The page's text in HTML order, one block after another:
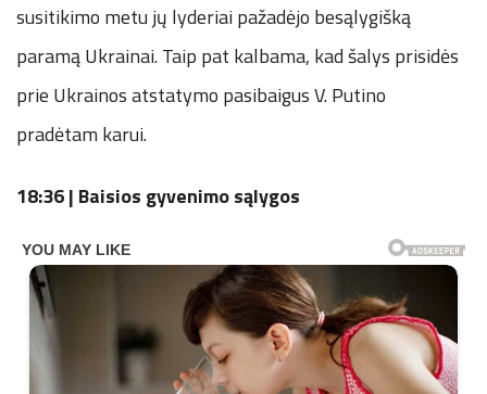
susitikimo metu jų lyderiai pažadėjo besąlygišką
paramą Ukrainai. Taip pat kalbama, kad šalys prisidės
prie Ukrainos atstatymo pasibaigus V. Putino
pradėtam karui.
18:36 | Baisios gyvenimo sąlygos